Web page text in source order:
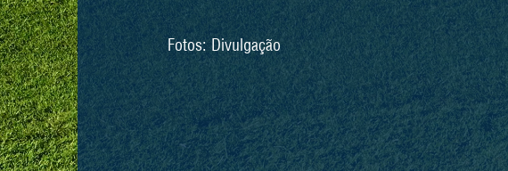
Fotos: Divulgação